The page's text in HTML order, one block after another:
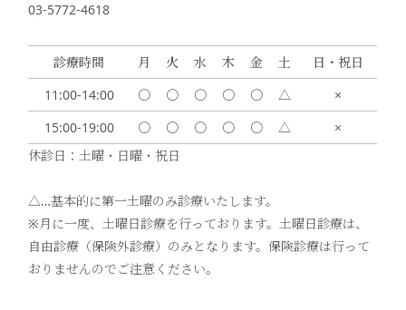
03-5772-4618
診療時間 月 火 水 木 金 土
日・祝日
11:00-14:00
〇 〇 〇 〇 〇 △
×
15:00-19:00
〇 〇 〇 〇 〇 △
×
休診日：土曜・日曜・祝日
△…基本的に第一土曜のみ診療いたします。
※月に一度、土曜日診療を行っております。土曜日診療は、
自由診療（保険外診療）のみとなります。保険診療は行って
おりませんのでご注意ください。